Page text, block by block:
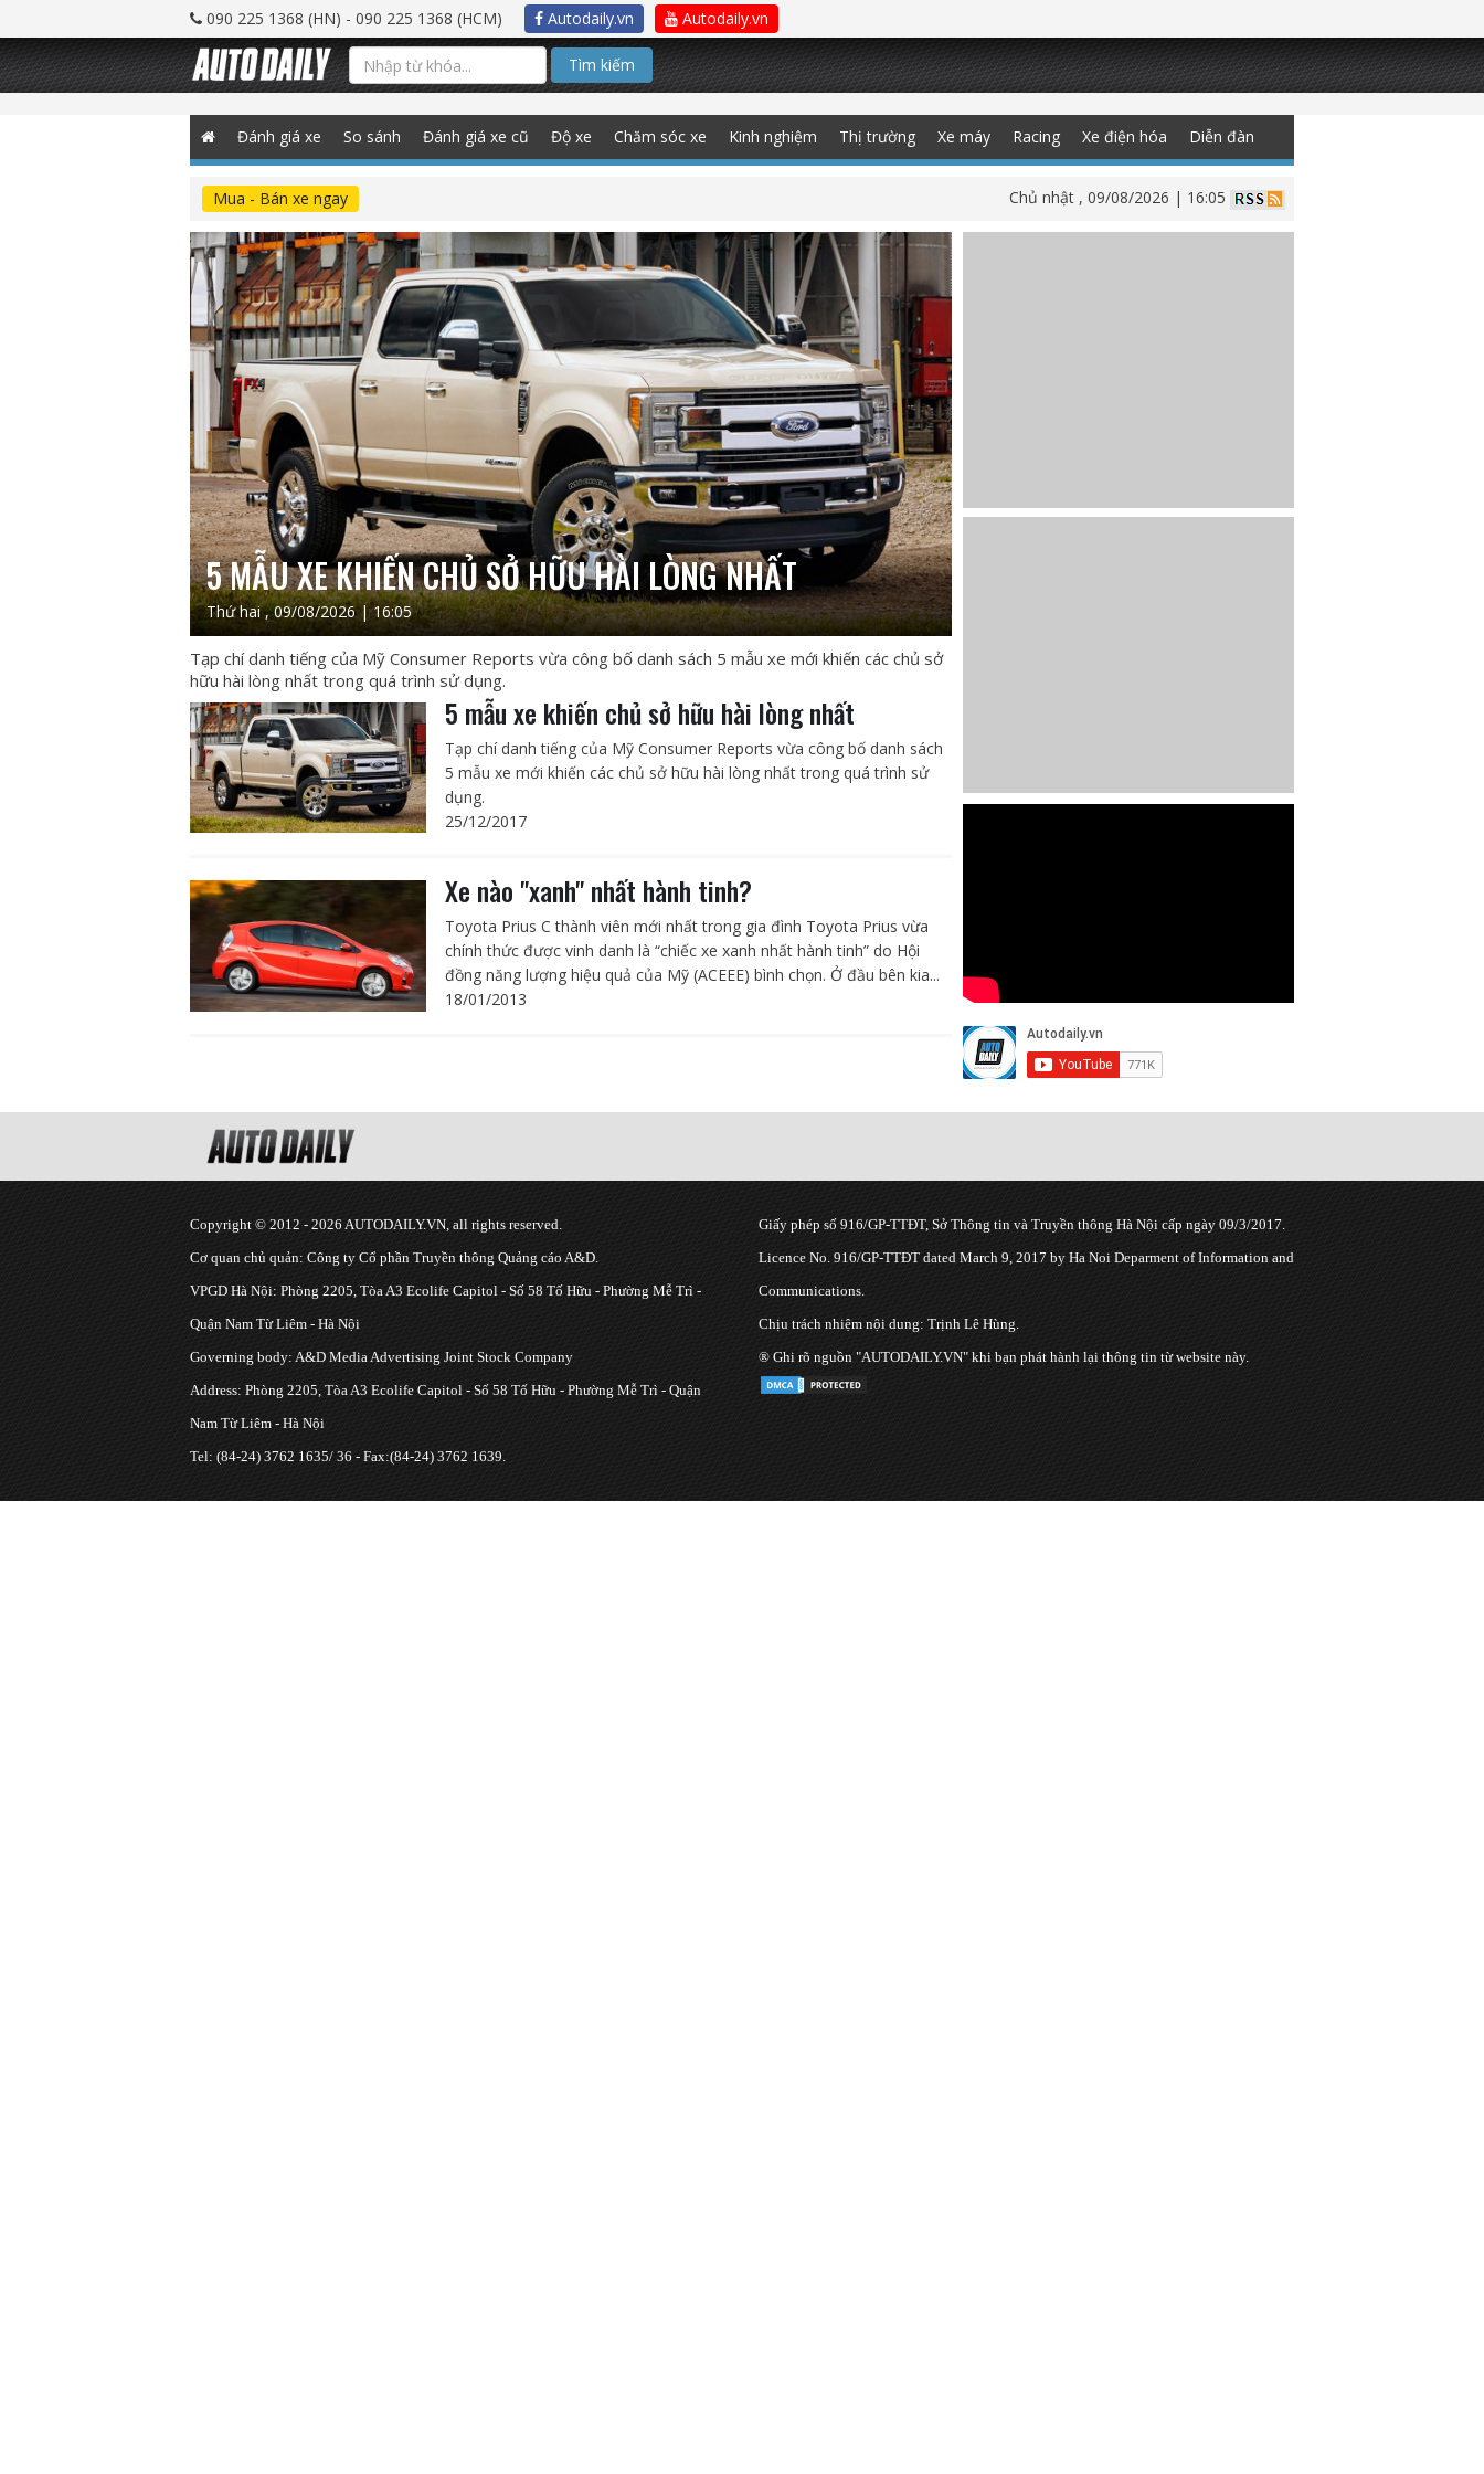
090 225 1368 (HN) - 090 225 1368 (HCM) Autodaily.vn Autodaily.vn
Tìm kiếm
Đánh giá xe So sánh Đánh giá xe cũ Độ xe Chăm sóc xe Kinh nghiệm Thị trường Xe máy Racing Xe điện hóa Diễn đàn
Mua - Bán xe ngay Chủ nhật , 09/08/2026 | 16:05
5 MẪU XE KHIẾN CHỦ SỞ HỮU HÀI LÒNG NHẤT
Thứ hai , 09/08/2026 | 16:05
Tạp chí danh tiếng của Mỹ Consumer Reports vừa công bố danh sách 5 mẫu xe mới khiến các chủ sở
hữu hài lòng nhất trong quá trình sử dụng.
5 mẫu xe khiến chủ sở hữu hài lòng nhất
Tạp chí danh tiếng của Mỹ Consumer Reports vừa công bố danh sách
5 mẫu xe mới khiến các chủ sở hữu hài lòng nhất trong quá trình sử
dụng.
25/12/2017
Xe nào "xanh" nhất hành tinh?
Toyota Prius C thành viên mới nhất trong gia đình Toyota Prius vừa
chính thức được vinh danh là “chiếc xe xanh nhất hành tinh” do Hội
đồng năng lượng hiệu quả của Mỹ (ACEEE) bình chọn. Ở đầu bên kia...
18/01/2013
Copyright © 2012 - 2026 AUTODAILY.VN, all rights reserved.
Cơ quan chủ quản: Công ty Cổ phần Truyền thông Quảng cáo A&D.
VPGD Hà Nội: Phòng 2205, Tòa A3 Ecolife Capitol - Số 58 Tố Hữu - Phường Mễ Trì -
Quận Nam Từ Liêm - Hà Nội
Governing body: A&D Media Advertising Joint Stock Company
Address: Phòng 2205, Tòa A3 Ecolife Capitol - Số 58 Tố Hữu - Phường Mễ Trì - Quận
Nam Từ Liêm - Hà Nội
Tel: (84-24) 3762 1635/ 36 - Fax:(84-24) 3762 1639.
Giấy phép số 916/GP-TTĐT, Sở Thông tin và Truyền thông Hà Nội cấp ngày 09/3/2017.
Licence No. 916/GP-TTĐT dated March 9, 2017 by Ha Noi Deparment of Information and
Communications.
Chịu trách nhiệm nội dung: Trịnh Lê Hùng.
® Ghi rõ nguồn "AUTODAILY.VN" khi bạn phát hành lại thông tin từ website này.